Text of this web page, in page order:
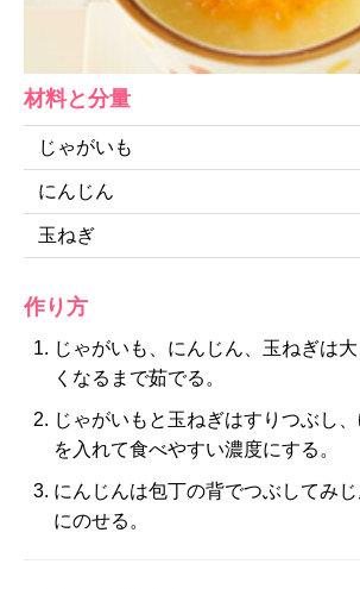
材料と分量
じゃがいも
にんじん
玉ねぎ
作り方
じゃがいも、にんじん、玉ねぎは
くなるまで茹でる。
じゃがいもと玉ねぎはすりつぶし
を入れて食べやすい濃度にする。
にんじんは包丁の背でつぶしてみじ
にのせる。